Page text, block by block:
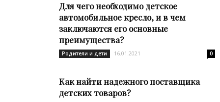
Для чего необходимо детское
автомобильное кресло, и в чем
заключаются его основные
преимущества?
Родители и дети 16.01.2021 0
Как найти надежного поставщика
детских товаров?